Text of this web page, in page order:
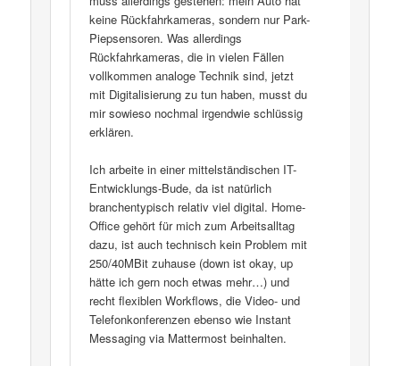
keine Rückfahrkameras, sondern nur Park-
Piepsensoren. Was allerdings
Rückfahrkameras, die in vielen Fällen
vollkommen analoge Technik sind, jetzt
mit Digitalisierung zu tun haben, musst du
mir sowieso nochmal irgendwie schlüssig
erklären.
Ich arbeite in einer mittelständischen IT-
Entwicklungs-Bude, da ist natürlich
branchentypisch relativ viel digital. Home-
Office gehört für mich zum Arbeitsalltag
dazu, ist auch technisch kein Problem mit
250/40MBit zuhause (down ist okay, up
hätte ich gern noch etwas mehr…) und
recht flexiblen Workflows, die Video- und
Telefonkonferenzen ebenso wie Instant
Messaging via Mattermost beinhalten.